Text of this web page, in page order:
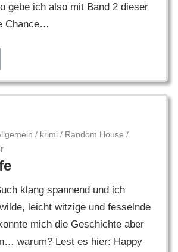
gebe ich also mit Band 2 dieser
Chance…
/ krimi / Random House /
klang spannend und ich
leicht witzige und fesselnde
mich die Geschichte aber
warum? Lest es hier: Happy